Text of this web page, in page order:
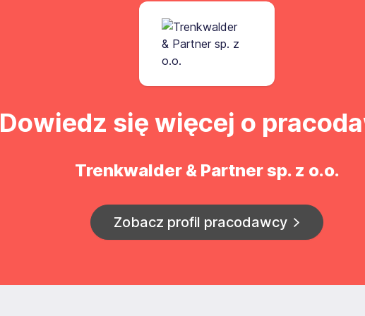
Dowiedz się więcej o
Trenkwalder & Partner sp. z o.o.
Zobacz profil pracodawcy